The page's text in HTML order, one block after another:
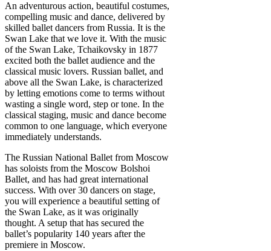
An adventurous action, beautiful costumes,
compelling music and dance, delivered by
skilled ballet dancers from Russia. It is the
Swan Lake that we love it. With the music
of the Swan Lake, Tchaikovsky in 1877
excited both the ballet audience and the
classical music lovers. Russian ballet, and
above all the Swan Lake, is characterized
by letting emotions come to terms without
wasting a single word, step or tone. In the
classical staging, music and dance become
common to one language, which everyone
immediately understands.
The Russian National Ballet from Moscow
has soloists from the Moscow Bolshoi
Ballet, and has had great international
success. With over 30 dancers on stage,
you will experience a beautiful setting of
the Swan Lake, as it was originally
thought. A setup that has secured the
ballet’s popularity 140 years after the
premiere in Moscow.